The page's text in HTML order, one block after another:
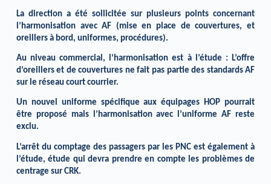
La direction a été sollicitée sur plusieurs points concernant
l’harmonisation avec AF (mise en place de couvertures, et
oreillers à bord, uniformes, procédures).
Au niveau commercial, l’harmonisation est à l’étude : L’offre
d’oreillers et de couvertures ne fait pas partie des standards AF
sur le réseau court courrier.
Un nouvel uniforme spécifique aux équipages HOP pourrait
être proposé mais l’harmonisation avec l’uniforme AF reste
exclu.
L’arrêt du comptage des passagers par les PNC est également à
l’étude, étude qui devra prendre en compte les problèmes de
centrage sur CRK.